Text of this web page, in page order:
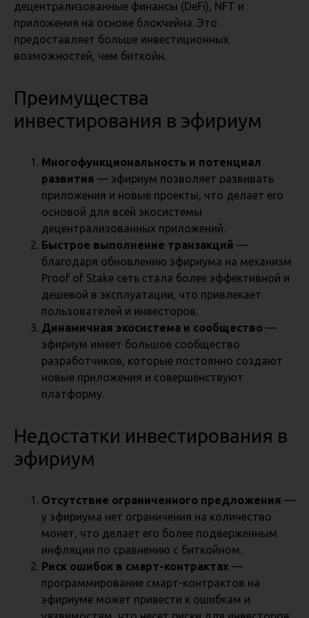
децентрализованные финансы (DeFi), NFT и
приложения на основе блокчейна. Это
предоставляет больше инвестиционных
возможностей, чем биткойн.
Преимущества
инвестирования в эфириум
Многофункциональность и потенциал
развития — эфириум позволяет развивать
приложения и новые проекты, что делает его
основой для всей экосистемы
децентрализованных приложений.
Быстрое выполнение транзакций —
благодаря обновлению эфириума на механизм
Proof of Stake сеть стала более эффективной и
дешевой в эксплуатации, что привлекает
пользователей и инвесторов.
Динамичная экосистема и сообщество —
эфириум имеет большое сообщество
разработчиков, которые постоянно создают
новые приложения и совершенствуют
платформу.
Недостатки инвестирования в
эфириум
Отсутствие ограниченного предложения —
у эфириума нет ограничения на количество
монет, что делает его более подверженным
инфляции по сравнению с биткойном.
Риск ошибок в смарт-контрактах —
программирование смарт-контрактов на
эфириуме может привести к ошибкам и